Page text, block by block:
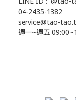
04-2435-1382
service@tao-
週一~週五